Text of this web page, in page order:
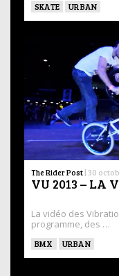
SKATE URBAN
The Rider Post | 30
VU 2013 – LA
La vidéo des
programme, des …
BMX URBAN